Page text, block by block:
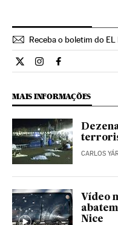
Receba o boletim do EL
Internacional El País
Internacional El
Internacional
MAIS INFORMAÇÕES
CARLOS
Vídeo
Nice